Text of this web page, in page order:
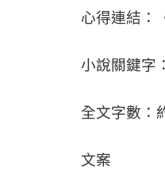
心得連結：
小說關鍵字
全文字數：
文案